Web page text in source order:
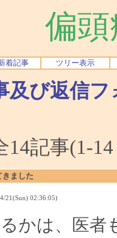
偏
着記事 ツリー表示
及び返信
14記事(1-
きました
21(Sun) 02:36:05)
かは、医者